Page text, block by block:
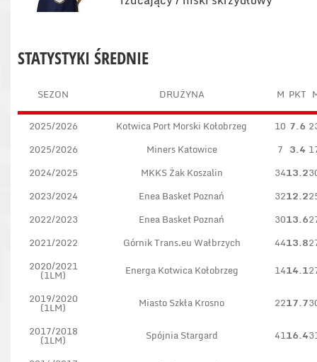
STATYSTYKI ŚREDNIE
SEZON DRUŻYNA M PKT
2025/2026 Kotwica Port Morski Kołobrzeg 10 7.6
2025/2026
Miners Katowice 7 3.4
2024/2025
MKKS Żak Koszalin 3413.2
2023/2024
Enea Basket Poznań 3212.2
2022/2023
Enea Basket Poznań 3013.6
2021/2022
Górnik Trans.eu Wałbrzych 4413.8
2020/2021
(1LM) Energa Kotwica Kołobrzeg 1414.1
2019/2020
(1LM) Miasto Szkła Krosno 2217.7
2017/2018
(1LM) Spójnia Stargard 4116.4